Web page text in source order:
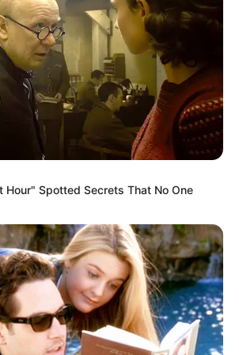
на відмові України від
це був унікальний крок, який:
безпеку США;
трильйони доларів;
Україну без реальних гарантій.
більше не зробить такого внеску
— наголошує він.
правду
Hour" Spotted Secrets That No One